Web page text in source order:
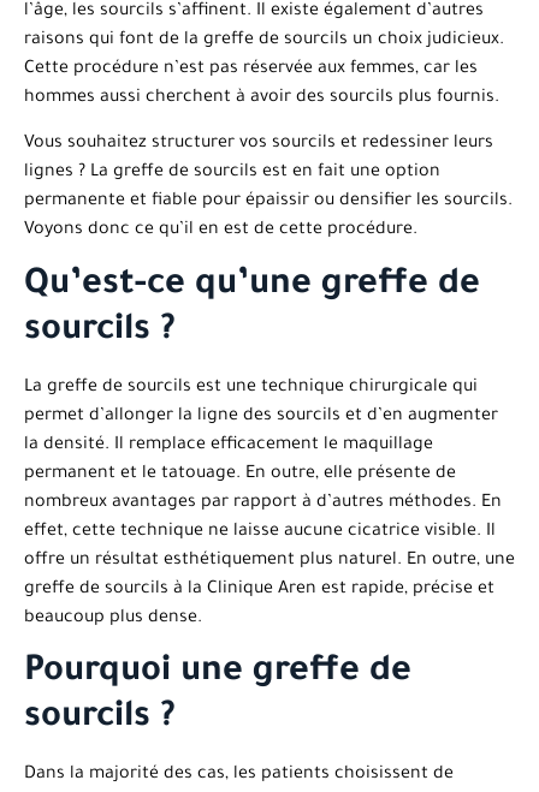
l’âge, les sourcils s’affinent. Il existe également d’autres
raisons qui font de la greffe de sourcils un choix judicieux.
Cette procédure n’est pas réservée aux femmes, car les
hommes aussi cherchent à avoir des sourcils plus fournis.
Vous souhaitez structurer vos sourcils et redessiner leurs
lignes ? La greffe de sourcils est en fait une option
permanente et fiable pour épaissir ou densifier les sourcils.
Voyons donc ce qu’il en est de cette procédure.
Qu’est-ce qu’une greffe de
sourcils ?
La greffe de sourcils est une technique chirurgicale qui
permet d’allonger la ligne des sourcils et d’en augmenter
la densité. Il remplace efficacement le maquillage
permanent et le tatouage. En outre, elle présente de
nombreux avantages par rapport à d’autres méthodes. En
effet, cette technique ne laisse aucune cicatrice visible. Il
offre un résultat esthétiquement plus naturel. En outre, une
greffe de sourcils à la Clinique Aren est rapide, précise et
beaucoup plus dense.
Pourquoi une greffe de
sourcils ?
Dans la majorité des cas, les patients choisissent de